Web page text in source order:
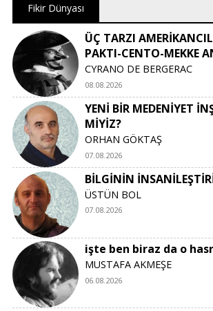
Fikir Dünyası
ÜÇ TARZI
PAKTI-CENTO-MEKKE
CYRANO DE BERGERAC
08.08.2026
YENİ BİR MEDENİYET
MİYİZ?
ORHAN GÖKTAŞ
07.08.2026
BİLGİNİN
ÜSTÜN BOL
07.08.2026
işte ben biraz da o
MUSTAFA AKMEŞE
06.08.2026